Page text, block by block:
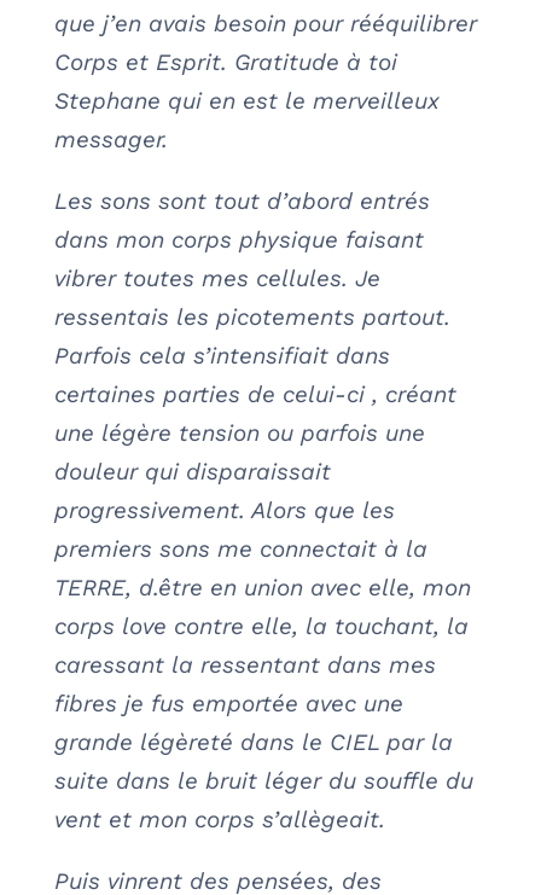
que j’en avais besoin pour rééquilibrer
Corps et Esprit. Gratitude à toi
Stephane qui en est le merveilleux
messager.
Les sons sont tout d’abord entrés
dans mon corps physique faisant
vibrer toutes mes cellules. Je
ressentais les picotements partout.
Parfois cela s’intensifiait dans
certaines parties de celui-ci , créant
une légère tension ou parfois une
douleur qui disparaissait
progressivement. Alors que les
premiers sons me connectait à la
TERRE, d.être en union avec elle, mon
corps love contre elle, la touchant, la
caressant la ressentant dans mes
fibres je fus emportée avec une
grande légèreté dans le CIEL par la
suite dans le bruit léger du souffle du
vent et mon corps s’allègeait.
Puis vinrent des pensées, des